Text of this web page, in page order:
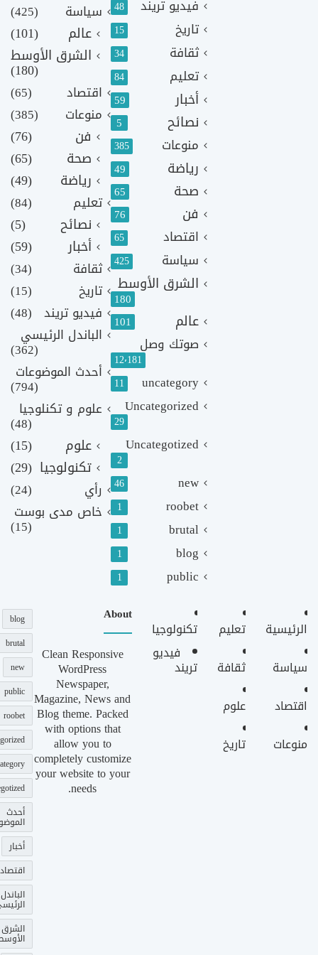
فيديو تريند 48
تاريخ 15
ثقافة 34
تعليم 84
أخبار 59
نصائح 5
منوعات 385
رياضة 49
صحة 65
فن 76
اقتصاد 65
سياسة 425
الشرق الأوسط
180
عالم 101
صوتك وصل
12٬181
uncategory
11
Uncategorized
29
Uncategotized
2
new
46
roobet
1
brutal
1
blog
1
public
1
سياسة
(425)
عالم
(101)
الشرق الأوسط
(180)
اقتصاد
(65)
منوعات
(385)
فن
(76)
صحة
(65)
رياضة
(49)
تعليم (84)
نصائح
(5)
أخبار
(59)
ثقافة
(34)
تاريخ
(15)
فيديو تريند (48)
الباندل الرئيسي
(362)
أحدث الموضوعات
(794)
علوم و تكنلوجيا
(48)
علوم
(15)
تكنولوجيا (29)
رأي
(24)
خاص مدى بوست
(15)
الرئيسية
سياسة
اقتصاد
منوعات
تعليم
ثقافة
علوم
تاريخ
تكنولوجيا
فيديو
تريند
About
Clean Responsive
WordPress
Newspaper,
Magazine, News and
Blog theme. Packed
with options that
allow you to
completely customize
your website to your
needs.
blog
brutal
new
public
roobet
أحدث
أخبار
اقتصاد
الباندل
الشرق